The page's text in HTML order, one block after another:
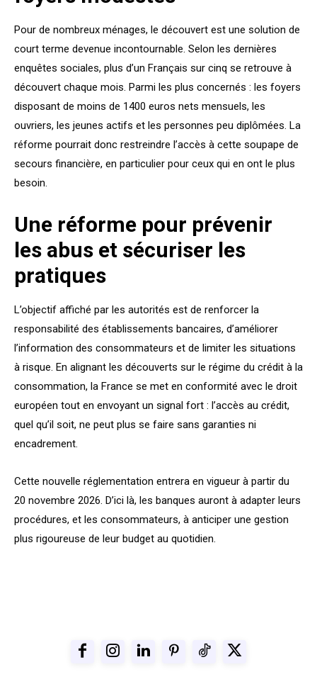
Pour de nombreux ménages, le découvert est une solution de
court terme devenue incontournable. Selon les dernières
enquêtes sociales, plus d’un Français sur cinq se retrouve à
découvert chaque mois. Parmi les plus concernés : les foyers
disposant de moins de 1400 euros nets mensuels, les
ouvriers, les jeunes actifs et les personnes peu diplômées. La
réforme pourrait donc restreindre l’accès à cette soupape de
secours financière, en particulier pour ceux qui en ont le plus
besoin.
Une réforme pour prévenir
les abus et sécuriser les
pratiques
L’objectif affiché par les autorités est de renforcer la
responsabilité des établissements bancaires, d’améliorer
l’information des consommateurs et de limiter les situations
à risque. En alignant les découverts sur le régime du crédit à la
consommation, la France se met en conformité avec le droit
européen tout en envoyant un signal fort : l’accès au crédit,
quel qu’il soit, ne peut plus se faire sans garanties ni
encadrement.
Cette nouvelle réglementation entrera en vigueur à partir du
20 novembre 2026. D’ici là, les banques auront à adapter leurs
procédures, et les consommateurs, à anticiper une gestion
plus rigoureuse de leur budget au quotidien.